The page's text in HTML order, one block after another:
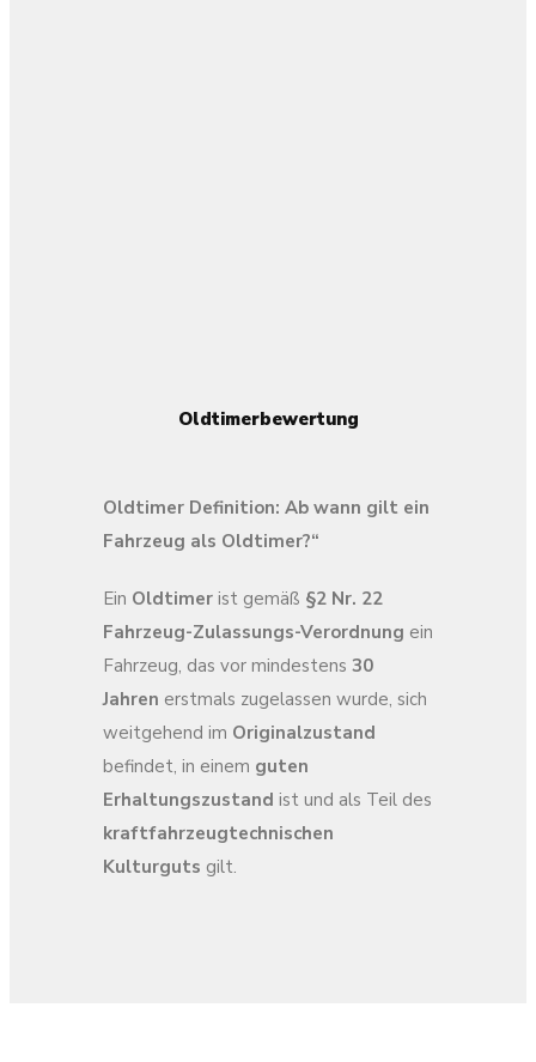
Oldtimerbewertung
Oldtimer Definition: Ab wann gilt ein
Fahrzeug als Oldtimer?“
Ein Oldtimerist gemäß §2 Nr. 22
Fahrzeug-Zulassungs-Verordnung ein
Fahrzeug, das vor mindestens 30
Jahren erstmals zugelassen wurde, sich
weitgehend im Originalzustand
befindet, in einem guten
Erhaltungszustand ist und als Teil des
kraftfahrzeugtechnischen
Kulturguts gilt.